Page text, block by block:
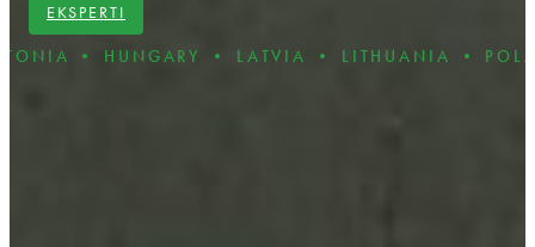
EKSPERTI
• LATVIA • LITHUANIA • POLAND •